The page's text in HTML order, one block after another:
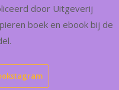
door Uitgeverij
boek en ebook bij de